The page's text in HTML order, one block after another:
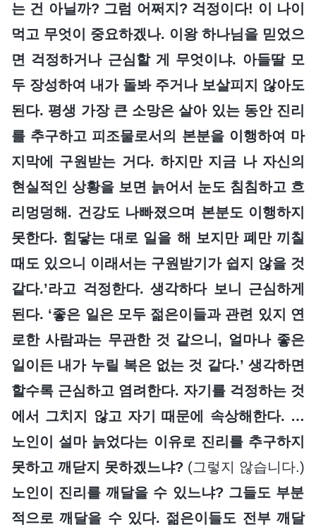
는 건 아닐까? 그럼 어쩌지? 걱정이다! 이 나이
먹고 무엇이 중요하겠나. 이왕 하나님을 믿었으
면 걱정하거나 근심할 게 무엇이냐. 아들딸 모
두 장성하여 내가 돌봐 주거나 보살피지 않아도
된다. 평생 가장 큰 소망은 살아 있는 동안 진리
를 추구하고 피조물로서의 본분을 이행하여 마
지막에 구원받는 거다. 하지만 지금 나 자신의
현실적인 상황을 보면 늙어서 눈도 침침하고 흐
리멍덩해. 건강도 나빠졌으며 본분도 이행하지
못한다. 힘닿는 대로 일을 해 보지만 폐만 끼칠
때도 있으니 이래서는 구원받기가 쉽지 않을 것
같다.’라고 걱정한다. 생각하다 보니 근심하게
된다. ‘좋은 일은 모두 젊은이들과 관련 있지 연
로한 사람과는 무관한 것 같으니, 얼마나 좋은
일이든 내가 누릴 복은 없는 것 같다.’ 생각하면
할수록 근심하고 염려한다. 자기를 걱정하는 것
에서 그치지 않고 자기 때문에 속상해한다. …
노인이 설마 늙었다는 이유로 진리를 추구하지
못하고 깨닫지 못하겠느냐? (그렇지 않습니다.)
노인이 진리를 깨달을 수 있느냐? 그들도 부분
적으로 깨달을 수 있다. 젊은이들도 전부 깨달